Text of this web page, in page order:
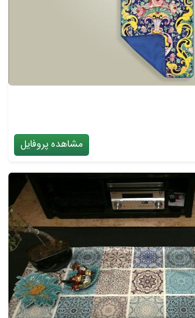
مشاهده پروفایل